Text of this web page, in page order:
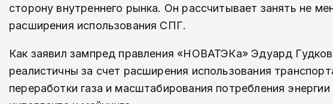
сторону внутреннего рынка. Он рассчитывает занять не
расширения использования СПГ.
Как заявил зампред правления «НОВАТЭКа» Эдуард
реалистичны за счет расширения использования
переработки газа и масштабирования потребления